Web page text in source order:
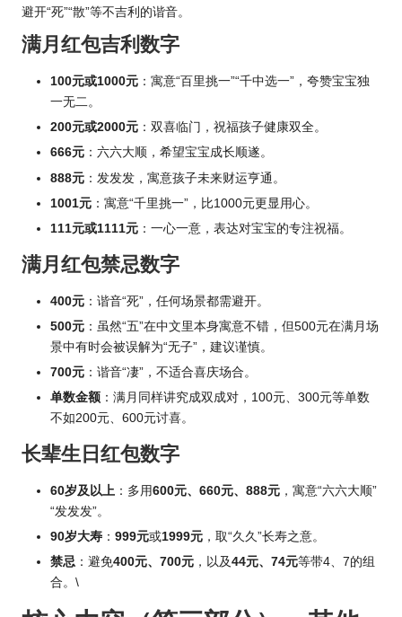
避开“死”“散”等不吉利的谐音。
满月红包吉利数字
100元或1000元 ：寓意“百里挑一”“千中选一”，夸赞宝宝独
一无二。
200元或2000元 ：双喜临门，祝福孩子健康双全。
666元 ：六六大顺，希望宝宝成长顺遂。
888元 ：发发发，寓意孩子未来财运亨通。
1001元 ：寓意“千里挑一”，比1000元更显用心。
111元或1111元 ：一心一意，表达对宝宝的专注祝福。
满月红包禁忌数字
400元 ：谐音“死”，任何场景都需避开。
500元 ：虽然“五”在中文里本身寓意不错，但500元在满月场
景中有时会被误解为“无子”，建议谨慎。
700元 ：谐音“凄”，不适合喜庆场合。
单数金额 ：满月同样讲究成双成对，100元、300元等单数
不如200元、600元讨喜。
长辈生日红包数字
60岁及以上 ：多用600元、660元、888元 ，寓意“六六大顺”
“发发发”。
90岁大寿 ： 999元或1999元 ，取“久久”长寿之意。
禁忌 ：避免400元、700元 ，以及44元、74元等带4、7的组
合。\